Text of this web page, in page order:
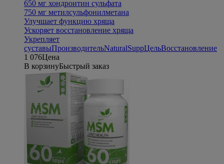
650 мг хондроитин сульфата
750 мг метилсульфонилметана
Улучшает функцию хряща
Ускоряет восстановление хряща
Укрепляет
суставыПроизводительNaturalSuppЦельВосстановление
1 076Цена
В корзинуБыстрый заказ